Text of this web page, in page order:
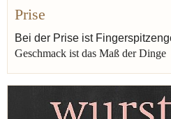
Prise
Bei der Prise ist
Geschmack ist das Maß der Dinge